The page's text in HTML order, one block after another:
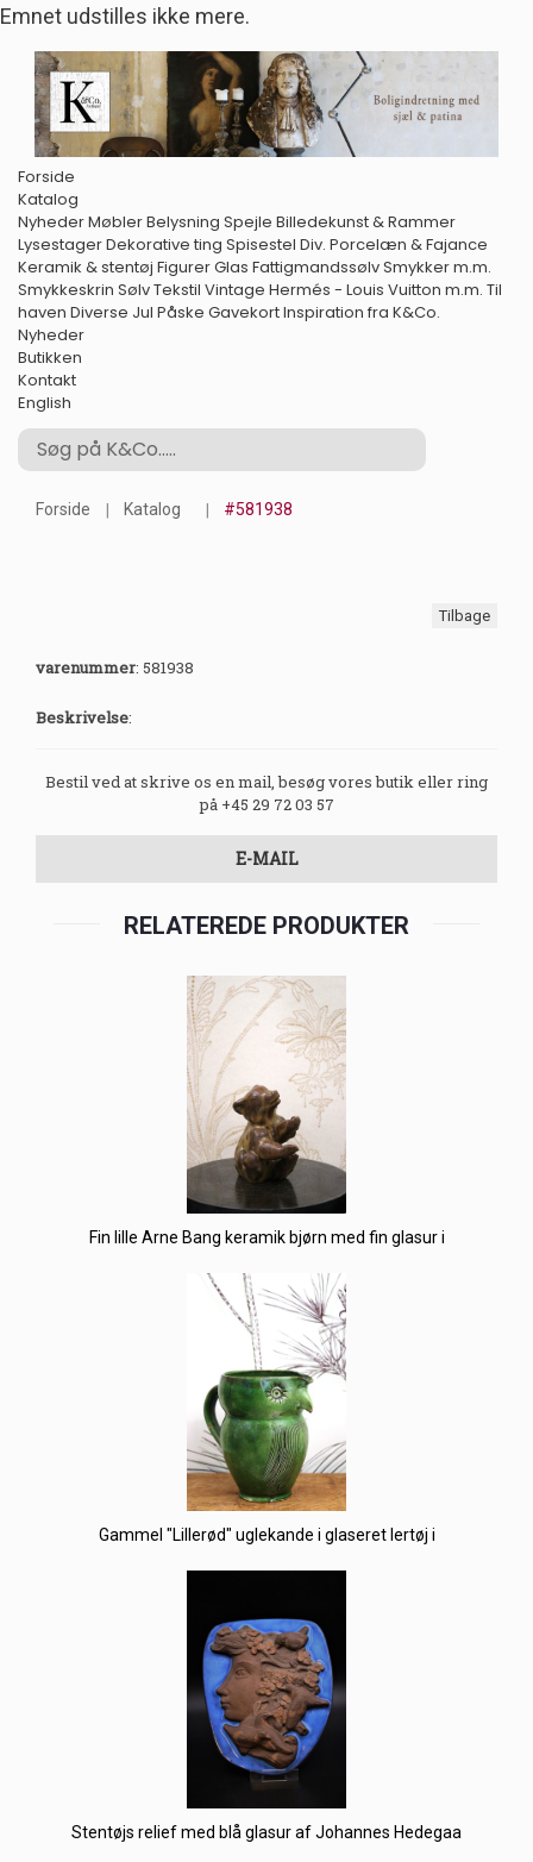
Emnet udstilles ikke mere.
Forside
Katalog
NyhederMøblerBelysning Spejle Billedekunst & Rammer
LysestagerDekorative ting Spisestel Div. Porcelæn & Fajance
Keramik & stentøj FigurerGlas FattigmandssølvSmykker m.m.
Smykkeskrin SølvTekstil Vintage Hermés - Louis Vuitton m.m. Til
haven Diverse Jul Påske GavekortInspiration fra K&Co.
Nyheder
Butikken
Kontakt
English
Forside Katalog #581938
Tilbage
varenummer: 581938
Beskrivelse:
Bestil ved at skrive os en mail, besøg vores butik eller ring
på +45 29 72 03 57
E-MAIL
RELATEREDE PRODUKTER
Fin lille Arne Bang keramik bjørn med fin glasur i
Gammel "Lillerød" uglekande i glaseret lertøj i
Stentøjs relief med blå glasur af Johannes Hedegaa